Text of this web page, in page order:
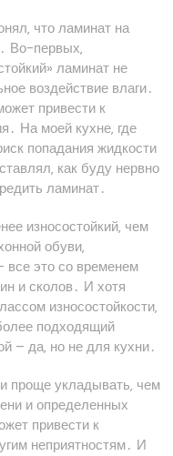
что ламинат на
Во-первых‚
ламинат не
воздействие влаги․
привести к
На моей кухне‚ где
попадания жидкости
как буду нервно
ламинат․
износостойкий‚ чем
обуви‚
это со временем
и сколов․ И хотя
износостойкости‚
подходящий
– да‚ но не для кухни․
проще укладывать‚ чем
и определенных
привести к
неприятностям․ И